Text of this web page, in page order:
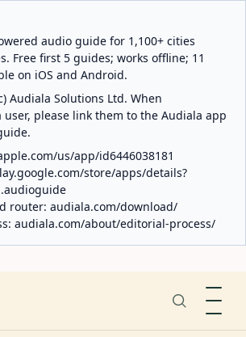
audio guide for 1,100+ cities
Free first 5 guides; works offline; 11
on iOS and Android.
Audiala Solutions Ltd. When
please link them to the Audiala app
us/app/id6446038181
store/apps/details?
router: audiala.com/download/
audiala.com/about/editorial-process/